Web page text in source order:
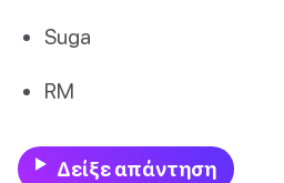
Suga
RM
Δείξε απάντηση